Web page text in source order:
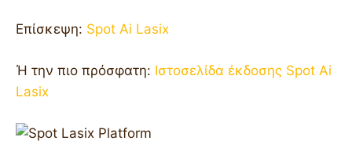
Επίσκεψη: Spot Ai Lasix
Ή την πιο πρόσφατη: Ιστοσελίδα έκδοσης Spot Ai
Lasix